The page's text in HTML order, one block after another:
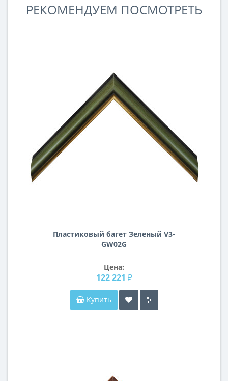
РЕКОМЕНДУЕМ ПОСМОТРЕТЬ
Пластиковый багет Зеленый V3-
GW02G
Цена:
122 221 ₽
Купить